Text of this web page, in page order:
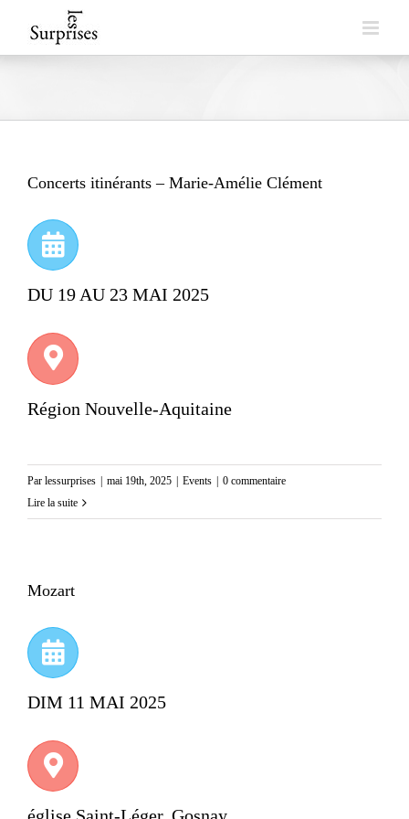
to
Concerts itinérants – Marie-Amélie Clément
DU 19 AU 23 MAI 2025
Région Nouvelle-Aquitaine
Par lessurprises | mai 19th, 2025 | Events | 0 commentaire
Lire la suite
Mozart
DIM 11 MAI 2025